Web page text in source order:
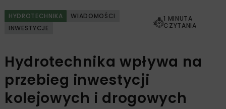
HYDROTECHNIKA
WIADOMOŚCI
INWESTYCJE
1 MINUTA
CZYTANIA
Hydrotechnika wpływa na
przebieg inwestycji
kolejowych i drogowych